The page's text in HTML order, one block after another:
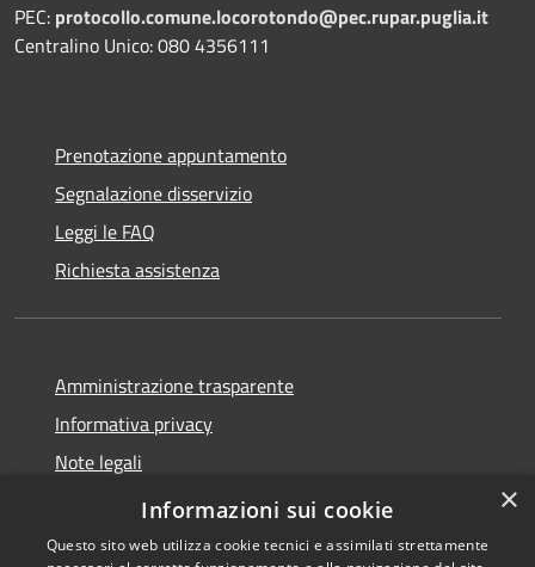
PEC: protocollo.comune.locorotondo@pec.rupar.puglia.it
Centralino Unico: 080 4356111
Prenotazione appuntamento
Segnalazione disservizio
Leggi le FAQ
Richiesta assistenza
Amministrazione trasparente
Informativa privacy
Note legali
Dichiarazione di accessibilità
×
Informazioni sui cookie
Questo sito web utilizza cookie tecnici e assimilati strettamente